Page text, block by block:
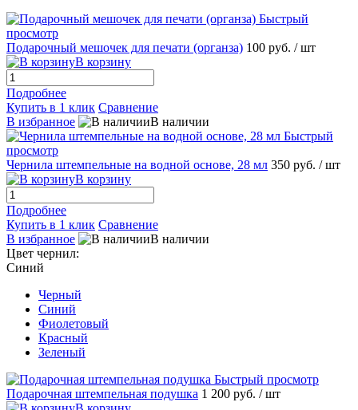
Быстрый
просмотр
Подарочный мешочек для печати (органза) 100 руб. / шт
В корзину
Подробнее
Купить в 1 клик Сравнение
В избранное
В наличии
Быстрый
просмотр
Чернила штемпельные на водной основе, 28 мл 350 руб. / шт
В корзину
Подробнее
Купить в 1 клик Сравнение
В избранное
В наличии
Цвет чернил:
Синий
Черный
Синий
Фиолетовый
Красный
Зеленый
Быстрый просмотр
Подарочная штемпельная подушка 1 200 руб. / шт